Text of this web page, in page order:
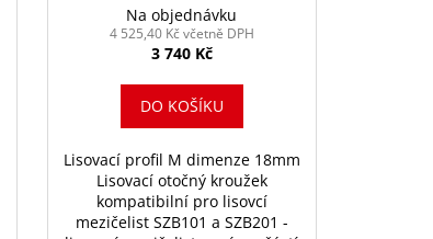
Na objednávku
4 525,40 Kč včetně DPH
3 740 Kč
DO KOŠÍKU
Lisovací profil M dimenze 18mm
Lisovací otočný kroužek
kompatibilní pro lisovcí
mezičelist SZB101 a SZB201 -